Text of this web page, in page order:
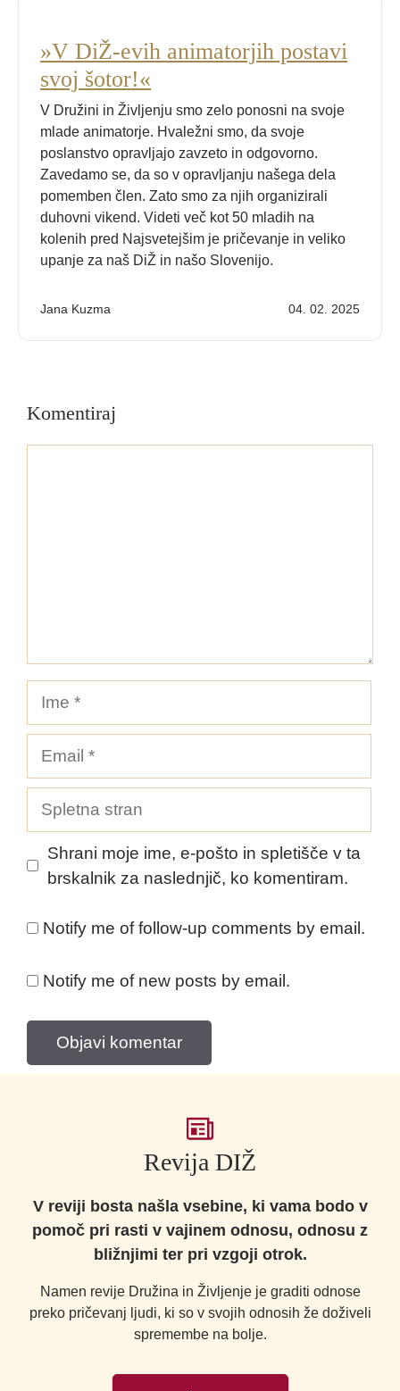
»V DiŽ-evih animatorjih postavi
svoj šotor!«
V Družini in Življenju smo zelo ponosni na svoje
mlade animatorje. Hvaležni smo, da svoje
poslanstvo opravljajo zavzeto in odgovorno.
Zavedamo se, da so v opravljanju našega dela
pomemben člen. Zato smo za njih organizirali
duhovni vikend. Videti več kot 50 mladih na
kolenih pred Najsvetejšim je pričevanje in veliko
upanje za naš DiŽ in našo Slovenijo.
Jana Kuzma 04. 02. 2025
Komentiraj
Spletna
stran
Shrani moje ime, e-pošto in spletišče v ta
brskalnik za naslednjič, ko komentiram.
Notify me of follow-up comments by email.
Notify me of new posts by email.
Revija DIŽ
V reviji bosta našla vsebine, ki vama bodo v
pomoč pri rasti v vajinem odnosu, odnosu z
bližnjimi ter pri vzgoji otrok.
Namen revije Družina in Življenje je graditi odnose
preko pričevanj ljudi, ki so v svojih odnosih že doživeli
spremembe na bolje.